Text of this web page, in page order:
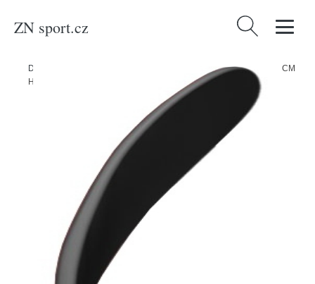
ZN sport.cz Vyhledávání
Domů Zimní sporty/Hokej
CCM
Hokejka CCM Tacks AS-570 JR, Junior, 50, L, P28